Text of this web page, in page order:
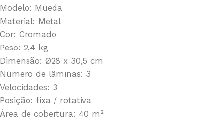
Modelo: Mueda
Material: Metal
Cor: Cromado
Peso: 2,4 kg
Dimensão: Ø28 x 30,5 cm
Número de lâminas: 3
Velocidades: 3
Posição: fixa / rotativa
Área de cobertura: 40 m²